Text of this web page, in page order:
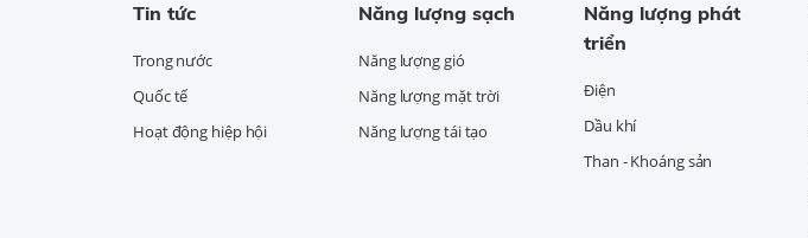
Tin tức
Trong nước
Quốc tế
Hoạt động hiệp hội
Năng lượng sạch
Năng lượng gió
Năng lượng mặt trời
Năng lượng tái tạo
Năng lượng phát
triển
Điện
Dầu khí
Than - Khoáng sản